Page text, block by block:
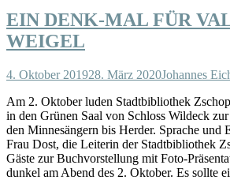
EIN DENK-MAL FÜR
WEIGEL
4. Oktober 201928. März 2020Johannes
Am 2. Oktober luden Stadtbibliothek
in den Grünen Saal von Schloss Wildeck
den Minnesängern bis Herder. Sprache und
Frau Dost, die Leiterin der Stadtbibliothek
Gäste zur Buchvorstellung mit Foto-
dunkel am Abend des 2. Oktober. Es sollte